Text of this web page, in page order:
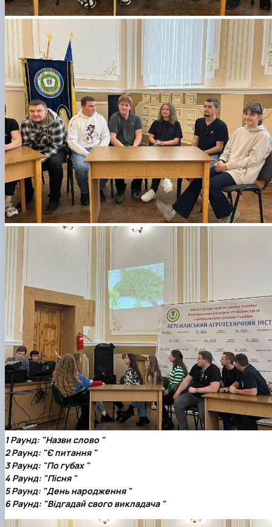
1 Раунд: "Назви слово "
2 Раунд: "Є питання "
3 Раунд: "По губах "
4 Раунд: "Пісня "
5 Раунд: "День народження "
6 Раунд: "Відгадай свого викладача "